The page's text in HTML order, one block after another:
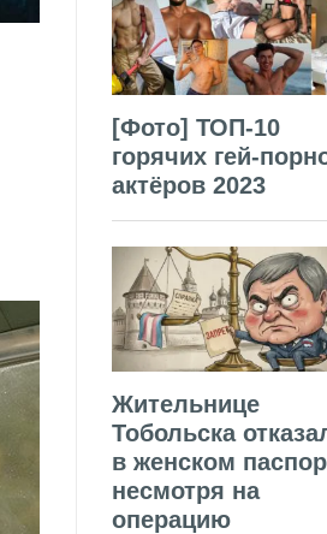
[Фото] ТОП-10
горячих гей-
актёров 2023
Жительнице
Тобольска
в женском
несмотря на
операцию